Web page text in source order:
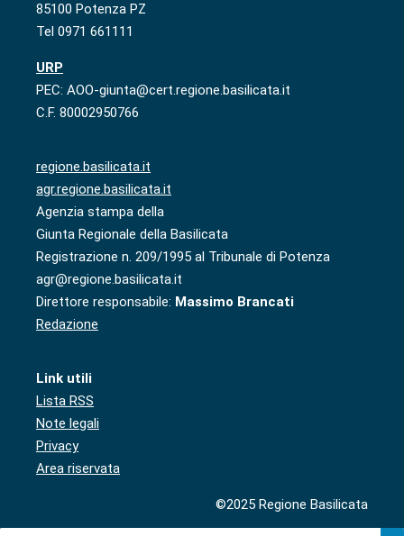
85100 Potenza PZ
Tel 0971 661111
URP
PEC: AOO-giunta@cert.regione.basilicata.it
C.F. 80002950766
regione.basilicata.it
agr.regione.basilicata.it
Agenzia stampa della
Giunta Regionale della Basilicata
Registrazione n. 209/1995 al Tribunale di Potenza
agr@regione.basilicata.it
Direttore responsabile: Massimo Brancati
Redazione
Link utili
Lista RSS
Note legali
Privacy
Area riservata
©2025 Regione Basilicata